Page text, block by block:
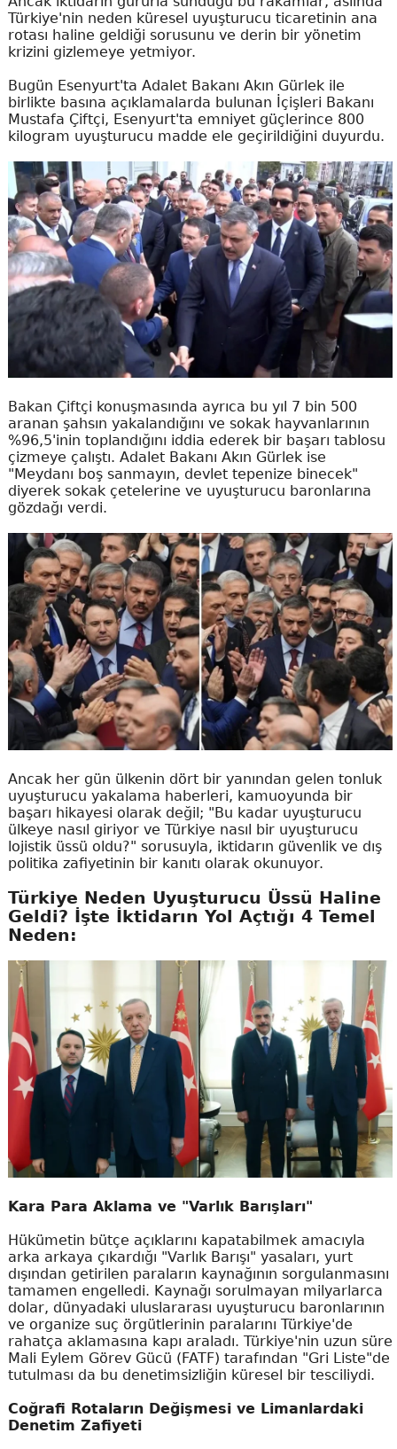
Türkiye'nin neden küresel uyuşturucu ticaretinin ana
rotası haline geldiği sorusunu ve derin bir yönetim
krizini gizlemeye yetmiyor.
Bugün Esenyurt'ta Adalet Bakanı Akın Gürlek ile
birlikte basına açıklamalarda bulunan İçişleri Bakanı
Mustafa Çiftçi, Esenyurt'ta emniyet güçlerince 800
kilogram uyuşturucu madde ele geçirildiğini duyurdu.
Bakan Çiftçi konuşmasında ayrıca bu yıl 7 bin 500
aranan şahsın yakalandığını ve sokak hayvanlarının
%96,5'inin toplandığını iddia ederek bir başarı tablosu
çizmeye çalıştı. Adalet Bakanı Akın Gürlek ise
"Meydanı boş sanmayın, devlet tepenize binecek"
diyerek sokak çetelerine ve uyuşturucu baronlarına
gözdağı verdi.
Ancak her gün ülkenin dört bir yanından gelen tonluk
uyuşturucu yakalama haberleri, kamuoyunda bir
başarı hikayesi olarak değil; "Bu kadar uyuşturucu
ülkeye nasıl giriyor ve Türkiye nasıl bir uyuşturucu
lojistik üssü oldu?" sorusuyla, iktidarın güvenlik ve dış
politika zafiyetinin bir kanıtı olarak okunuyor.
Türkiye Neden Uyuşturucu Üssü Haline
Geldi? İşte İktidarın Yol Açtığı 4 Temel
Neden:
Kara Para Aklama ve "Varlık Barışları"
Hükümetin bütçe açıklarını kapatabilmek amacıyla
arka arkaya çıkardığı "Varlık Barışı" yasaları, yurt
dışından getirilen paraların kaynağının sorgulanmasını
tamamen engelledi. Kaynağı sorulmayan milyarlarca
dolar, dünyadaki uluslararası uyuşturucu baronlarının
ve organize suç örgütlerinin paralarını Türkiye'de
rahatça aklamasına kapı araladı. Türkiye'nin uzun süre
Mali Eylem Görev Gücü (FATF) tarafından "Gri Liste"de
tutulması da bu denetimsizliğin küresel bir tesciliydi.
Coğrafi Rotaların Değişmesi ve Limanlardaki
Denetim Zafiyeti